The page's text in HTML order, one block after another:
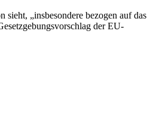
„insbesondere bezogen auf das
der EU-